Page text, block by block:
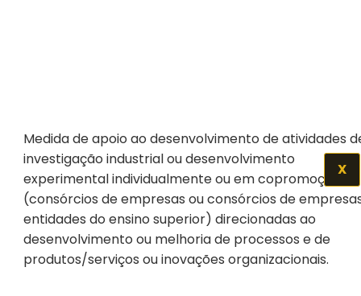
X
Medida de apoio ao desenvolvimento de atividades
investigação industrial ou desenvolvimento
experimental individualmente ou em copromoção
(consórcios de empresas ou consórcios de
entidades do ensino superior) direcionadas ao
desenvolvimento ou melhoria de processos e de
produtos/serviços ou inovações organizacionais.